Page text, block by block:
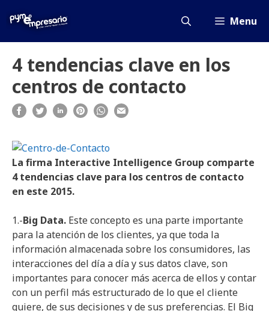
Menu
4 tendencias clave en los
centros de contacto
La firma Interactive Intelligence Group comparte
4 tendencias clave para los centros de contacto
en este 2015.
1.-Big Data. Este concepto es una parte importante
para la atención de los clientes, ya que toda la
información almacenada sobre los consumidores, las
interacciones del día a día y sus datos clave, son
importantes para conocer más acerca de ellos y contar
con un perfil más estructurado de lo que el cliente
quiere, de sus decisiones y de sus preferencias. El Big